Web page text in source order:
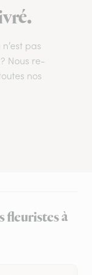
pas
Nous re-
nos
fleuristes à